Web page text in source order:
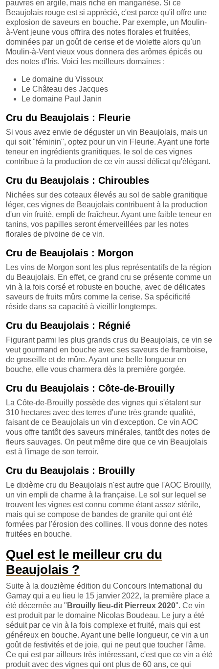
pauvres en argile, mais riche en manganèse. Si ce
Beaujolais rouge est si apprécié, c'est parce qu'il offre une
explosion de saveurs en bouche. Par exemple, un Moulin-
à-Vent jeune vous offrira des notes florales et fruitées,
dominées par un goût de cerise et de violette alors qu'un
Moulin-à-Vent vieux vous donnera des arômes épicés ou
des notes d'Iris. Voici les meilleurs domaines :
Le domaine du Vissoux
Le Château des Jacques
Le domaine Paul Janin
Cru du Beaujolais : Fleurie
Si vous avez envie de déguster un vin Beaujolais, mais un
qui soit "féminin", optez pour un vin Fleurie. Ayant une forte
teneur en ingrédients granitiques, le sol de ces vignes
contribue à la production de ce vin aussi délicat qu'élégant.
Cru du Beaujolais : Chiroubles
Nichées sur des coteaux élevés au sol de sable granitique
léger, ces vignes de Beaujolais contribuent à la production
d'un vin fruité, empli de fraîcheur. Ayant une faible teneur en
tanins, vos papilles seront émerveillées par les notes
florales de pivoine de ce vin.
Cru de Beaujolais : Morgon
Les vins de Morgon sont les plus représentatifs de la région
du Beaujolais. En effet, ce grand cru se présente comme un
vin à la fois corsé et robuste en bouche, avec de délicates
saveurs de fruits mûrs comme la cerise. Sa spécificité
réside dans sa capacité à vieillir longtemps.
Cru du Beaujolais : Régnié
Figurant parmi les plus grands crus du Beaujolais, ce vin se
veut gourmand en bouche avec ses saveurs de framboise,
de groseille et de mûre. Ayant une belle longueur en
bouche, elle vous charmera dès la première gorgée.
Cru du Beaujolais : Côte-de-Brouilly
La Côte-de-Brouilly possède des vignes qui s'étalent sur
310 hectares avec des terres d'une très grande qualité,
faisant de ce Beaujolais un vin d'exception. Ce vin AOC
vous offre tantôt des saveurs minérales, tantôt des notes de
fleurs sauvages. On peut même dire que ce vin Beaujolais
est à l'image de son terroir.
Cru du Beaujolais : Brouilly
Le dixième cru du Beaujolais n'est autre que l'AOC Brouilly,
un vin empli de charme à la française. Le sol sur lequel se
trouvent les vignes est connu comme étant assez stérile,
mais qui se compose de bandes de granite qui ont été
formées par l'érosion des collines. Il vous donne des notes
fruitées en bouche.
Quel est le meilleur cru du
Beaujolais ?
Suite à la douzième édition du Concours International du
Gamay qui a eu lieu le 15 janvier 2022, la première place a
été décernée au " Brouilly lieu-dit Pierreux 2020". Ce vin
est produit par le domaine Nicolas Boudeau. Le jury a été
séduit par ce vin à la fois complexe et fruité, mais qui est
généreux en bouche. Ayant une belle longueur, ce vin a un
goût de festivités et de joie, qui ne peut que toucher l'âme.
Ce qui est par ailleurs très intéressant, c'est que ce vin a été
produit avec des vignes qui ont plus de 60 ans, ce qui